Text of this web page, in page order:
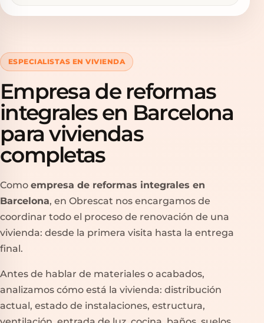
ESPECIALISTAS EN VIVIENDA
Empresa de reformas
integrales en Barcelona
para viviendas
completas
Como empresa de reformas integrales en
Barcelona, en Obrescat nos encargamos de
coordinar todo el proceso de renovación de una
vivienda: desde la primera visita hasta la entrega
final.
Antes de hablar de materiales o acabados,
analizamos cómo está la vivienda: distribución
actual, estado de instalaciones, estructura,